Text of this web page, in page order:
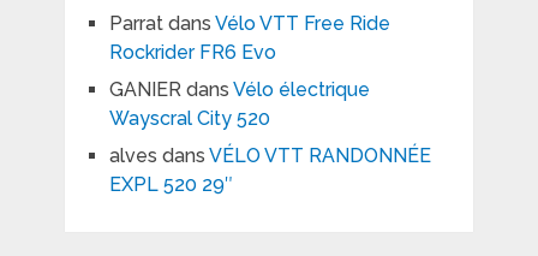
Parratdans Vélo VTT Free Ride
Rockrider FR6 Evo
GANIERdans Vélo électrique
Wayscral City 520
alves dans VÉLO VTT RANDONNÉE
EXPL 520 29″